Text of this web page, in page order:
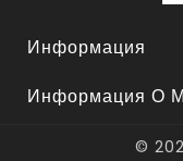
Информация
Информация О
©